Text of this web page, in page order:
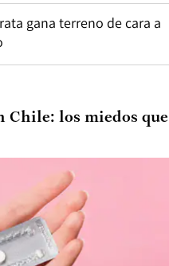
gana terreno de cara a
Chile: los miedos que